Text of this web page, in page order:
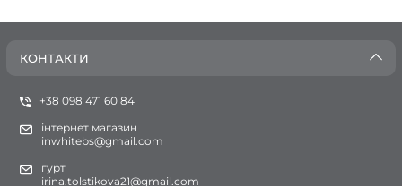
КОНТАКТИ
+38 098 471 60 84
інтернет магазин
inwhitebs@gmail.com
гурт
irina.tolstikova21@gmail.com